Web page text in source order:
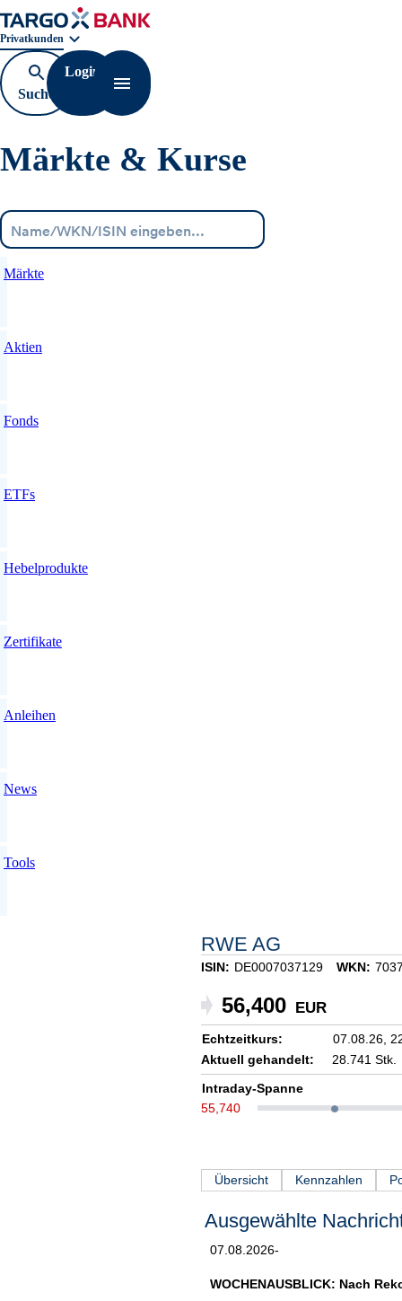
Geschäftsbereichnavigation. Aktuelle Auswahl:
Privatkunden
Suche
öffnen
Login
Navigation öffnen
Märkte & Kurse
Märkte
Aktien
Fonds
ETFs
Hebelprodukte
Zertifikate
Anleihen
News
Tools
RWE AG
ISIN: DE0007037129 WKN:
56,400 EUR
Echtzeitkurs: 07.08.26,
Aktuell gehandelt:
28.741 Stk.
Intraday-Spanne
55,740
Übersicht Kennzahlen
Ausgewählte
07.08.2026-
WOCHENAUSBLICK: Nach